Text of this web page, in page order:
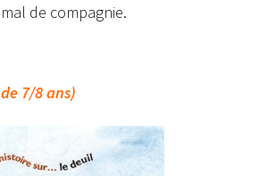
de compagnie.
7/8 ans)